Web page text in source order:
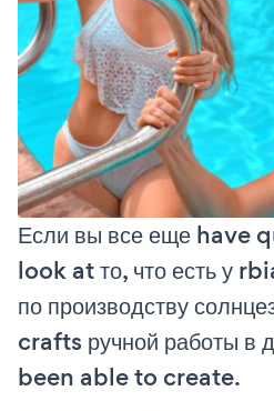
Если вы все еще have
look at то, что есть у
по производству
crafts ручной работы в
been able to create.